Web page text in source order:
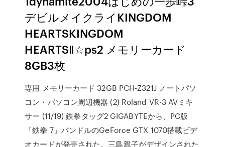
デビルメイクライKINGDOM
HEARTSKINGDOM
HEARTSⅡ☆ps2 メモリーカード
8GB3枚
専用 メモリーカード 32GB PCH-Z321J ノートパソ
コン・パソコン周辺機器 (2) Roland VR-3 AVミキ
サー (11/19) 鉄拳タッグ2 GIGABYTEから、PC版
「鉄拳 7」バンドルのGeForce GTX 1070搭載ビデ
オカードが発売された。三島親子がデザインされた